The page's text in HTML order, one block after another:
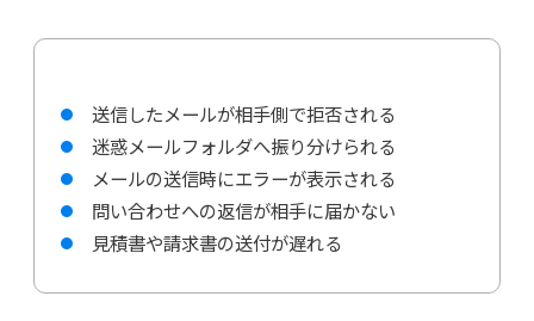
送信したメールが相手側で拒否される
迷惑メールフォルダへ振り分けられる
メールの送信時にエラーが表示される
問い合わせへの返信が相手に届かない
見積書や請求書の送付が遅れる